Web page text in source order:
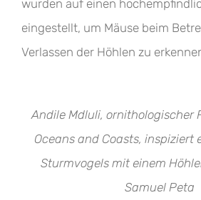
wurden auf einen
eingestellt, um Mäuse beim
Verlassen der Höhlen zu
Andile Mdluli, ornithologischer
Oceans and Coasts, inspiziert
Sturmvogels mit einem
Samuel Peta